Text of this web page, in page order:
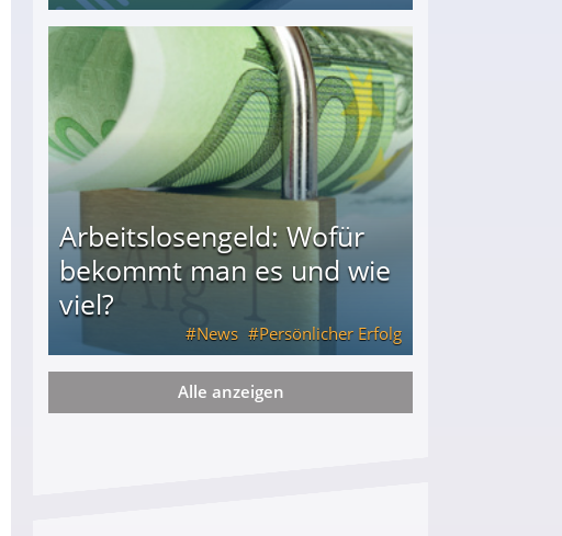
Arbeitslosengeld: Wofür
bekommt man es und wie
viel?
News Persönlicher Erfolg
es und wie viel?
Alle anzeigen